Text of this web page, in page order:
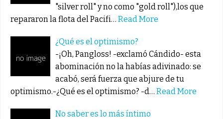
"silver roll" y no como "gold roll"),los que
repararon la flota del Pacifi… Read More
¿Qué es el optimismo?
-¡Oh, Pangloss! -exclamó Cándido- esta
abominación no la habías adivinado: se
acabó, será fuerza que abjure de tu
optimismo.-¿Qué es el optimismo? -d… Read More
No saber es lo más íntimo